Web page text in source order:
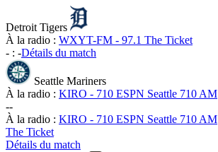
Detroit Tigers
À la radio : WXYT-FM - 97.1 The Ticket
- : -Détails du match
Seattle Mariners
À la radio : KIRO - 710 ESPN Seattle 710 AM
--
À la radio : KIRO - 710 ESPN Seattle 710 AM
The Ticket
Détails du match